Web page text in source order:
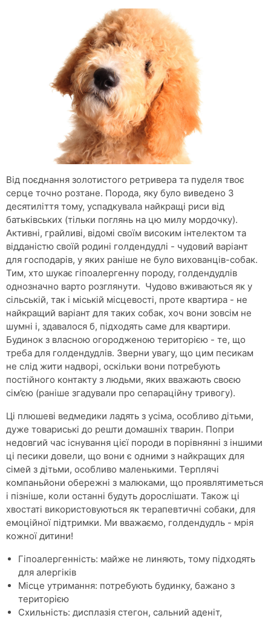
Від поєднання золотистого ретривера та пуделя твоє
серце точно розтане. Порода, яку було виведено 3
десятиліття тому, успадкувала найкращі риси від
батьківських (тільки поглянь на цю милу мордочку).
Активні, грайливі, відомі своїм високим інтелектом та
відданістю своїй родині голдендудлі - чудовий варіант
для господарів, у яких раніше не було вихованців-собак.
Тим, хто шукає гіпоалергенну породу, голдендудлів
однозначно варто розглянути. Чудово вживаються як у
сільській, так і міській місцевості, проте квартира - не
найкращий варіант для таких собак, хоч вони зовсім не
шумні і, здавалося б, підходять саме для квартири.
Будинок з власною огородженою територією - те, що
треба для голдендудлів. Зверни увагу, що цим песикам
не слід жити надворі, оскільки вони потребують
постійного контакту з людьми, яких вважають своєю
сім’єю (раніше згадували про сепараційну тривогу).
Ці плюшеві ведмедики ладять з усіма, особливо дітьми,
дуже товариські до решти домашніх тварин. Попри
недовгий час існування цієї породи в порівнянні з іншими
ці песики довели, що вони є одними з найкращих для
сімей з дітьми, особливо маленькими. Терплячі
компаньйони обережні з малюками, що проявлятиметься
і пізніше, коли останні будуть дорослішати. Також ці
хвостаті використовуються як терапевтичні собаки, для
емоційної підтримки. Ми вважаємо, голдендудль - мрія
кожної дитини!
Гіпоалергенність: майже не линяють, тому підходять
для алергіків
Місце утримання: потребують будинку, бажано з
територією
Схильність: дисплазія стегон, сальний аденіт,